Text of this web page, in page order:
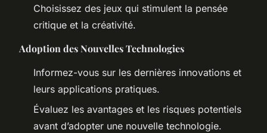
Choisissez des jeux qui stimulent la pensée
critique et la créativité.
Adoption des Nouvelles Technologies
Informez-vous sur les dernières innovations et
leurs applications pratiques.
Évaluez les avantages et les risques potentiels
avant d’adopter une nouvelle technologie.